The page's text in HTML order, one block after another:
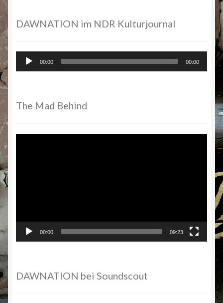
DAWNATION im NDR Kulturjournal
Audio-
Player
00:00 00:00
The Mad Behind
00:00 09:23
DAWNATION bei Soundscout